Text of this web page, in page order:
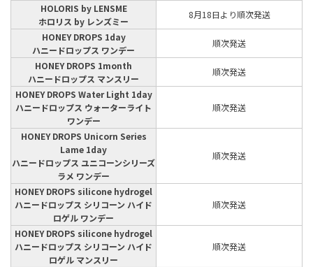
HOLORIS by LENSME
ホロリス by レンズミー
8月18日より順次発送
HONEY DROPS 1day
ハニードロップス ワンデー
順次発送
HONEY DROPS 1month
ハニードロップス マンスリー
順次発送
HONEY DROPS Water Light 1day
ハニードロップス ウォーターライト
ワンデー
順次発送
HONEY DROPS Unicorn Series
Lame 1day
ハニードロップス ユニコーンシリーズ
ラメ ワンデー
順次発送
HONEY DROPS silicone hydrogel
ハニードロップス シリコーン ハイド
ロゲル ワンデー
順次発送
HONEY DROPS silicone hydrogel
ハニードロップス シリコーン ハイド
ロゲル マンスリー
順次発送